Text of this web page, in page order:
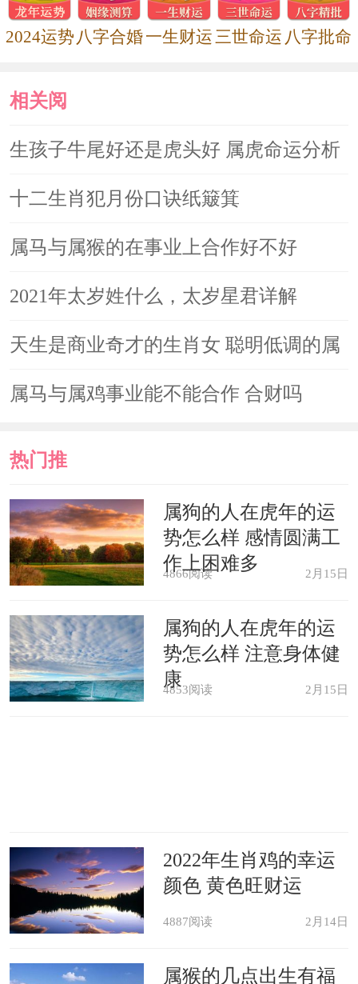
彩，还有生子添丁之喜。最后是财运方
属兔人
属兔人在2022下半年的时候，运势
会非常的不错，但是在日常的生活中也
的运势会得到提升，尤其是事业运势和
财运这两个方面。这对于你们的物质生
属马人在2022年下半年过得也很不
错，各个方面运势都会得到提升，所以
属马人不管在做什么样的事情都是非常
的顺利，例如工作方面，只要自己愿意
更大成，就让自己的事业更上一层楼。
金钱方面也是如此，自己付出的努力越
多，能够得到的财富也会越多，从而更
2022年五大生肖犯太岁
2021年太岁姓什么，太岁星君详解
2024运势 八字合婚一生财运三世命运 八字批命
相关阅
读
生孩子牛尾好还是虎头好 属虎命运分析
十二生肖犯月份口诀纸簸箕
属马与属猴的在事业上合作好不好
2021年太岁姓什么，太岁星君详解
天生是商业奇才的生肖女 聪明低调的属
蛇女
属马与属鸡事业能不能合作 合财吗
热门推
荐
属狗的人在虎年的运
势怎么样 感情圆满工
作上困难多
4866阅读 2月15日
属狗的人在虎年的运
势怎么样 注意身体健
康
4853阅读 2月15日
2022年生肖鸡的幸运
颜色 黄色旺财运
4887阅读 2月14日
属猴的几点出生有福